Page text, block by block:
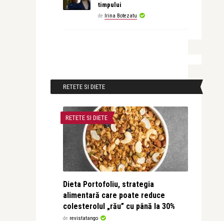
timpului
de Irina Botezatu
RETETE SI DIETE
RETETE SI DIETE
Dieta Portofoliu, strategia
alimentară care poate reduce
colesterolul „rău” cu până la 30%
de revistatango